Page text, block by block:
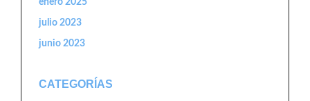
julio 2023
junio 2023
CATEGORÍAS